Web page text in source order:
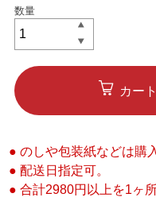
カー
● のしや包装紙などは購
● 配送日指定可。
● 合計2980円以上を1ヶ